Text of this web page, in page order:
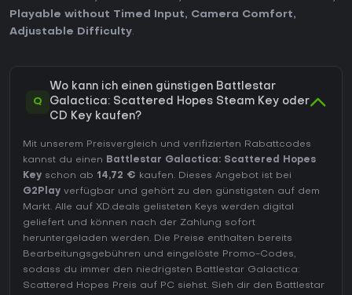
Playable without Timed Input, Camera Comfort,
Adjustable Difficulty.
Q
Wo kann ich einen günstigen Battlestar
Galactica: Scattered Hopes Steam Key oder
CD Key kaufen?
Mit unserem Preisvergleich und verifizierten Rabattcodes
kannst du einen Battlestar Galactica: Scattered Hopes
Key schon ab 14,72 € kaufen. Dieses Angebot ist bei
G2Play verfügbar und gehört zu den günstigsten auf dem
Markt. Alle auf XD.deals gelisteten Keys werden digital
geliefert und können nach der Zahlung sofort
heruntergeladen werden. Die Preise enthalten bereits
Bearbeitungsgebühren und eingelöste Promo-Codes,
sodass du immer den niedrigsten Battlestar Galactica:
Scattered Hopes Preis auf PC siehst. Sieh dir den Battlestar